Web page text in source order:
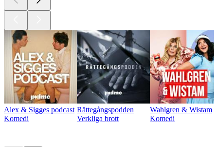
Alex & Sigges podcast
Komedi
Rättegångspodden
Verkliga brott
Wahlgren & Wistam
Komedi